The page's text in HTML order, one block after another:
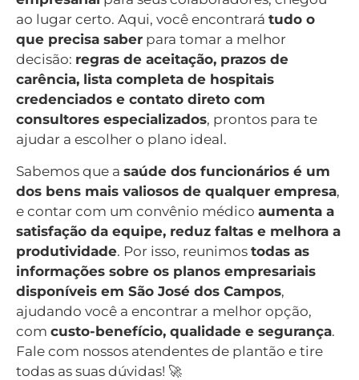
ao lugar certo. Aqui, você encontrará tudo o
que precisa saber para tomar a melhor
decisão: regras de aceitação, prazos de
carência, lista completa de hospitais
credenciados e contato direto com
consultores especializados, prontos para te
ajudar a escolher o plano ideal.
Sabemos que a saúde dos funcionários é um
dos bens mais valiosos de qualquer empresa,
e contar com um convênio médico aumenta a
satisfação da equipe, reduz faltas e melhora a
produtividade. Por isso, reunimos todas as
informações sobre os planos empresariais
disponíveis em São José dos Campos,
ajudando você a encontrar a melhor opção,
com custo-benefício, qualidade e segurança.
Fale com nossos atendentes de plantão e tire
todas as suas dúvidas! 🚀